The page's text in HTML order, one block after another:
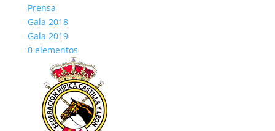
Prensa
Gala 2018
Gala 2019
0 elementos